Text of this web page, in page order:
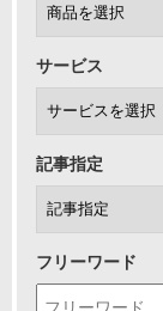
サービス
記事指定
フリーワード